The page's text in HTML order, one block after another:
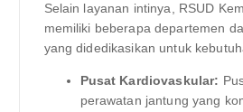
Selain layanan intinya, RSUD
memiliki beberapa departemen
yang didedikasikan untuk
Pusat Kardiovaskular:
perawatan jantung yang